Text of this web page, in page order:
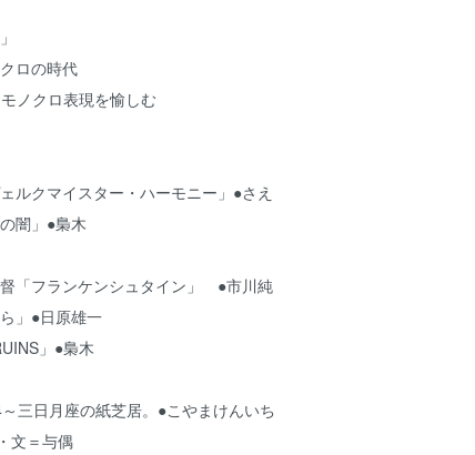
ロの時代
ノクロ表現を愉しむ
ルクマイスター・ハーモニー」●さえ
闇」●梟木
「フランケンシュタイン」 ●市川純
」●日原雄一
」●梟木
三日月座の紙芝居。●こやまけんいち
文＝与偶